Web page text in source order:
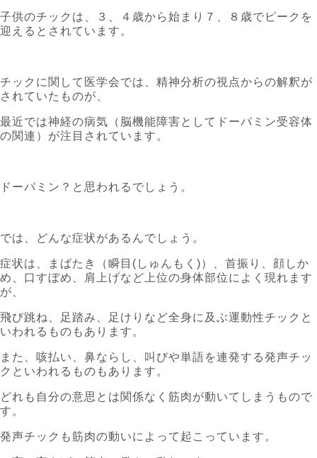
子供のチックは、３、４歳から始まり７、８歳でピークを
迎えるとされています。
チックに関して医学会では、精神分析の視点からの解釈が
されていたものが、
最近では神経の病気（脳機能障害としてドーパミン受容体
の関連）が注目されています。
ドーパミン？と思われるでしょう。
では、どんな症状があるんでしょう。
症状は、まばたき（瞬目(しゅんもく)）、首振り、顔しか
め、口すぼめ、肩上げなど上位の身体部位によく現れます
が、
飛び跳ね、足踏み、足けりなど全身に及ぶ運動性チックと
いわれるものもあります。
また、咳払い、鼻ならし、叫びや単語を連発する発声チッ
クといわれるものもあります。
どれも自分の意思とは関係なく筋肉が動いてしまうもので
す。
発声チックも筋肉の動いによって起こっています。